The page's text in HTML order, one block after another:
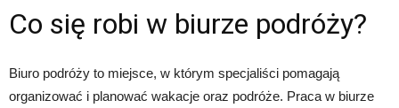
Co się robi w biurze podróży?
Biuro podróży to miejsce, w którym specjaliści pomagają
organizować i planować wakacje oraz podróże. Praca w biurze